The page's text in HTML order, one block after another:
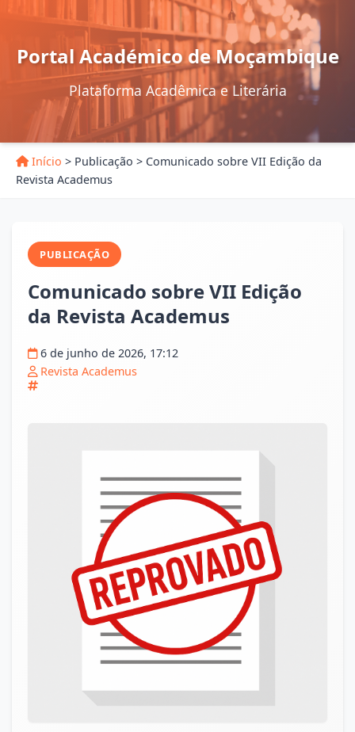
Portal Académico de Moçambique
Plataforma Acadêmica e Literária
Início > Publicação > Comunicado sobre VII Edição da
Revista Academus
PUBLICAÇÃO
Comunicado sobre VII Edição
da Revista Academus
6 de junho de 2026, 17:12
Revista Academus